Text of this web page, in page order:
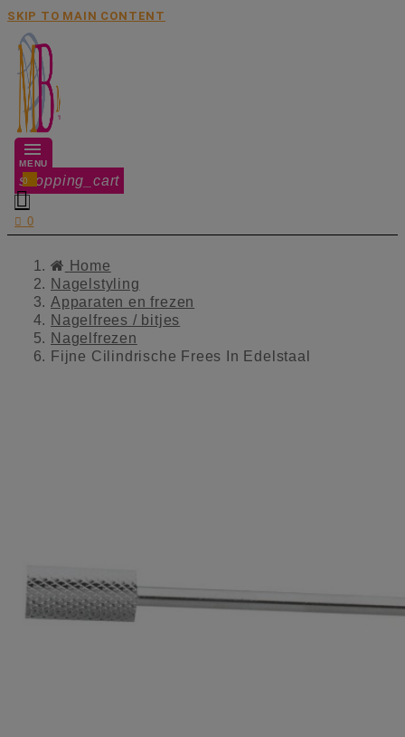
SKIP TO MAIN CONTENT
MENU
shopping_cart
0

 0
Home
Nagelstyling
Apparaten en frezen
Nagelfrees / bitjes
Nagelfrezen
Fijne Cilindrische Frees In Edelstaal